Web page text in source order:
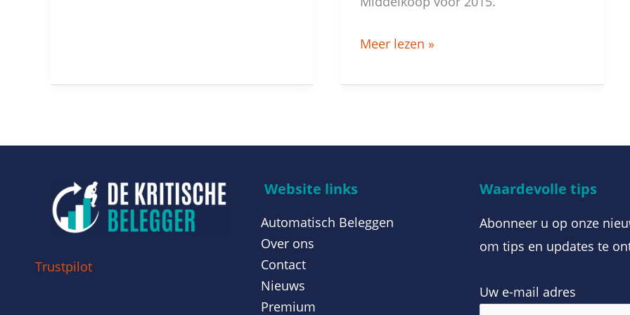
Meer lezen »
Trustpilot
Website links
Automatisch Beleggen
Over ons
Contact
Nieuws
Premium
Waardevolle tips
Abonneer u op onze
om tips en updates te
Uw e-mail adres